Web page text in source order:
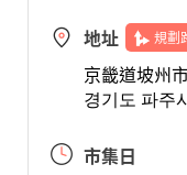
地址 規劃
京畿道坡州
경기도 파주
市集日